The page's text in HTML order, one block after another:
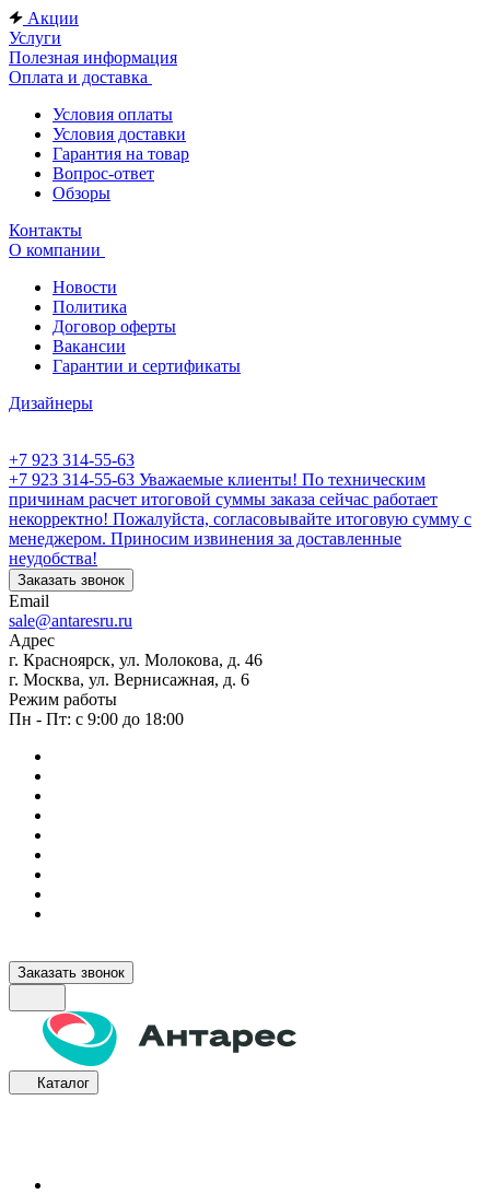
Акции
Услуги
Полезная информация
Оплата и доставка
Условия оплаты
Условия доставки
Гарантия на товар
Вопрос-ответ
Обзоры
Контакты
О компании
Новости
Политика
Договор оферты
Вакансии
Гарантии и сертификаты
Дизайнеры
+7 923 314-55-63
+7 923 314-55-63 Уважаемые клиенты! По техническим
причинам расчет итоговой суммы заказа сейчас работает
некорректно! Пожалуйста, согласовывайте итоговую сумму с
менеджером. Приносим извинения за доставленные
неудобства!
Заказать звонок
Email
sale@antaresru.ru
Адрес
г. Красноярск, ул. Молокова, д. 46
г. Москва, ул. Вернисажная, д. 6
Режим работы
Пн - Пт: с 9:00 до 18:00
Заказать звонок
Каталог